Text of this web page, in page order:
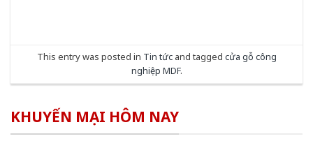
This entry was posted in Tin tứcand tagged cửa gỗ công
nghiệp MDF.
KHUYẾN MẠI HÔM NAY